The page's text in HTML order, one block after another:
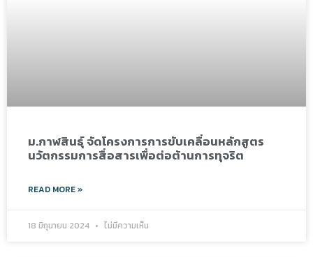
ม.กาฬสินธุ์ จัดโครงการการขับเคลื่อนหลักสูตร
นวัตกรรมการสื่อสารเพื่อต่อต้านการทุจริต
READ MORE »
18 มิถุนายน 2024 ไม่มีความเห็น